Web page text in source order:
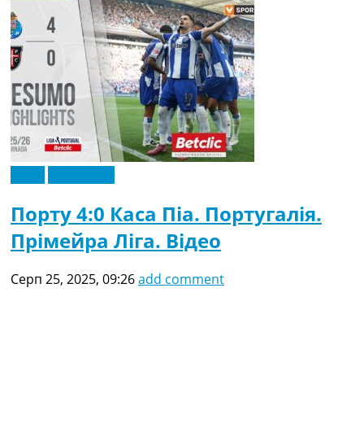
Порту 4:0 Каса Піа. Португалія.
Прімейра Ліга. Відео
Серп 25, 2025, 09:26add comment